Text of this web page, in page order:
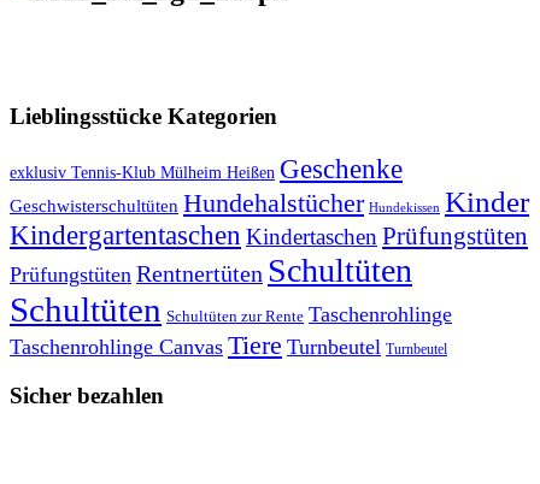
Lieblingsstücke Kategorien
exklusiv Tennis-Klub Mülheim Heißen Geschenke
Geschwisterschultüten Hundehalstücher Hundekissen Kinder
Kindergartentaschen Kindertaschen Prüfungstüten
Prüfungstüten Rentnertüten Schultüten
Schultüten Schultüten zur Rente Taschenrohlinge
Taschenrohlinge Canvas Tiere Turnbeutel Turnbeutel
Sicher bezahlen